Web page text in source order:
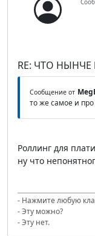
RE: ЧТО
Сообщение от
то же самое и
Роллинг для
ну что
- Нажмите любую
- Эту можно?
- Эту нет.